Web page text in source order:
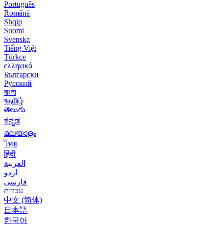
Português
Română
Shqip
Suomi
Svenska
Tiếng Việt
Türkçe
ελληνικά
Български
Русский
বাংলা
বதமிழ்
తెలుగు
ಕನ್ನಡ
മലയാളം
ไทย
हिंदी
العربية
اردو
فارسی
עִברִית
中文 (简体)
日本語
한국어